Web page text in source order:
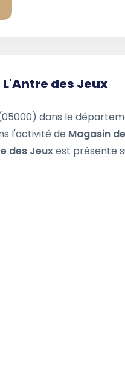
L'Antre des Jeux
dans le
l'activité de Magasin
des Jeuxest présente